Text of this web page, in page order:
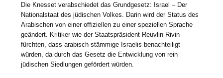
Die Knesset verabschiedet das Grundgesetz: Israel – Der
Nationalstaat des jüdischen Volkes. Darin wird der Status des
Arabischen von einer offiziellen zu einer speziellen Sprache
geändert. Kritiker wie der Staatspräsident Reuvlin Rivin
fürchten, dass arabisch-stämmige Israelis benachteiligt
würden, da durch das Gesetz die Entwicklung von rein
jüdischen Siedlungen gefördert würden.